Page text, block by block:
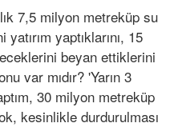
7,5 milyon metreküp su
yaptıklarını, 15
beyan ettiklerini
var mıdır? 'Yarın 3
30 milyon metreküp
kesinlikle durdurulması